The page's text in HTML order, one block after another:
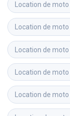
Location de moto
Location de moto
Location de moto
Location de moto
Location de moto